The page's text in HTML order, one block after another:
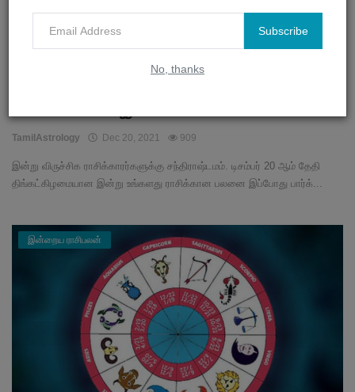
Subscribe
No, thanks
TamilAstrology Dec 20, 2021 909
இன்று விருச்சிக ராசிக்காரர்களுக்கு சந்திராஷ்டமம். டிசம்பர் 20 ஆம் தேதி
திங்கட்கிழமையான இன்று உங்களது ராசிக்கான பலனை இப்போது பார்க்...
இன்றைய ராசிபலன்